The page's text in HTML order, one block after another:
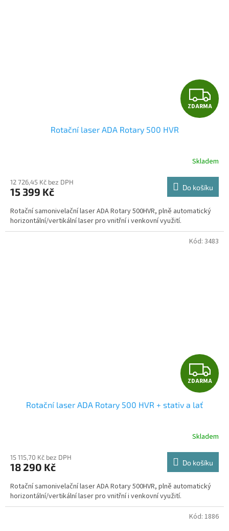
Z
D
R
M
A
ZDARMA
Rotační laser ADA Rotary 500 HVR
produktu
je
z
5
hvězdiček.
Skladem
12 726,45 Kč bez DPH
15 399 Kč Do košíku
Rotační samonivelační laser ADA Rotary 500HVR, plně automatický
horizontální/vertikální laser pro vnitřní i venkovní využití.
Z
D
R
M
A
ZDARMA
Rotační laser ADA Rotary 500 HVR + stativ a lať
produktu
je
z
5
hvězdiček.
Skladem
15 115,70 Kč bez DPH
18 290 Kč Do košíku
Rotační samonivelační laser ADA Rotary 500HVR, plně automatický
horizontální/vertikální laser pro vnitřní i venkovní využití.
Kód: 3483
Kód: 1886